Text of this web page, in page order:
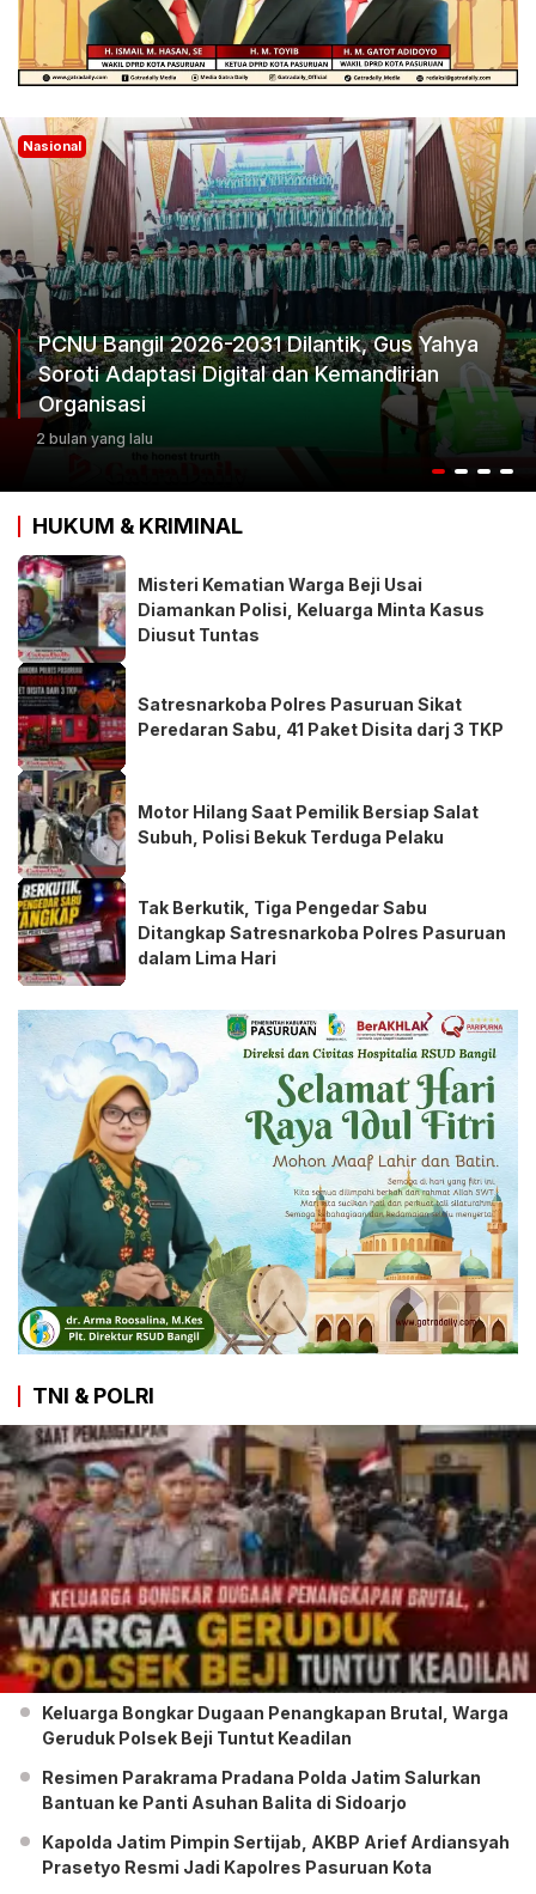
Nasional
Ketum Progib Dorong Rapimwil Jatim Hasilkan
Keputusan Terbaik
3 bulan yang lalu
HUKUM & KRIMINAL
Misteri Kematian Warga Beji Usai
Diamankan Polisi, Keluarga Minta Kasus
Diusut Tuntas
Satresnarkoba Polres Pasuruan Sikat
Peredaran Sabu, 41 Paket Disita darj 3 TKP
Motor Hilang Saat Pemilik Bersiap Salat
Subuh, Polisi Bekuk Terduga Pelaku
Tak Berkutik, Tiga Pengedar Sabu
Ditangkap Satresnarkoba Polres Pasuruan
dalam Lima Hari
TNI & POLRI
Keluarga Bongkar Dugaan Penangkapan Brutal, Warga
Geruduk Polsek Beji Tuntut Keadilan
Resimen Parakrama Pradana Polda Jatim Salurkan
Bantuan ke Panti Asuhan Balita di Sidoarjo
Kapolda Jatim Pimpin Sertijab, AKBP Arief Ardiansyah
Prasetyo Resmi Jadi Kapolres Pasuruan Kota